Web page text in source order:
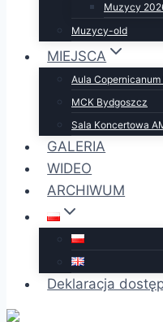
Muzycy
Muzycy-old
MIEJSCA
Aula Copernicanum
MCK Bydgoszcz
Sala Koncertowa
GALERIA
WIDEO
ARCHIWUM
Deklaracja